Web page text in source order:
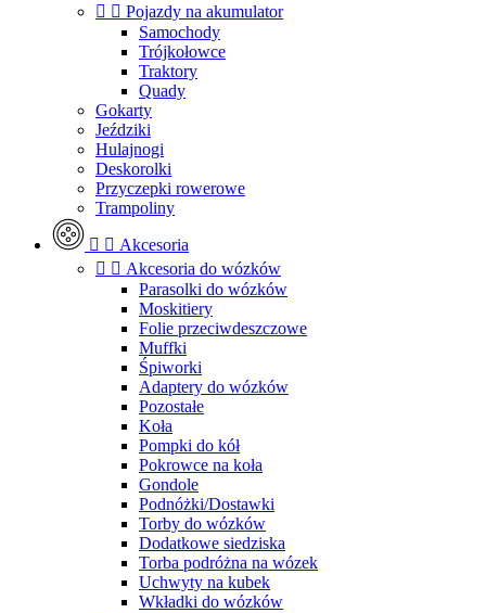
  Pojazdy na akumulator
Samochody
Trójkołowce
Traktory
Quady
Gokarty
Jeździki
Hulajnogi
Deskorolki
Przyczepki rowerowe
Trampoliny
  Akcesoria
  Akcesoria do wózków
Parasolki do wózków
Moskitiery
Folie przeciwdeszczowe
Muffki
Śpiworki
Adaptery do wózków
Pozostałe
Koła
Pompki do kół
Pokrowce na koła
Gondole
Podnóżki/Dostawki
Torby do wózków
Dodatkowe siedziska
Torba podróżna na wózek
Uchwyty na kubek
Wkładki do wózków